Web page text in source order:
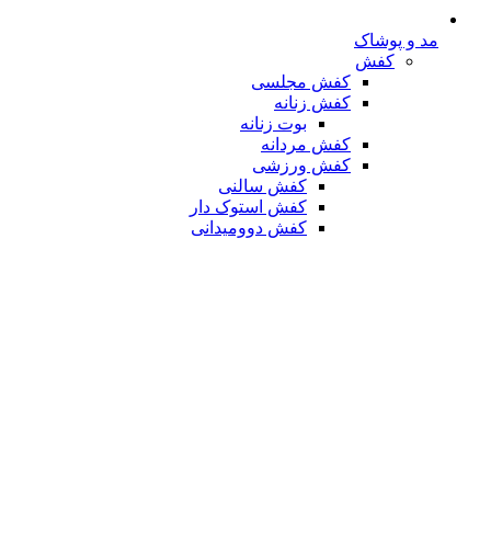
مد و پوشاک
کفش
کفش مجلسی
کفش زنانه
بوت زنانه
کفش مردانه
کفش ورزشی
کفش سالنی
کفش استوک دار
کفش دوومیدانی